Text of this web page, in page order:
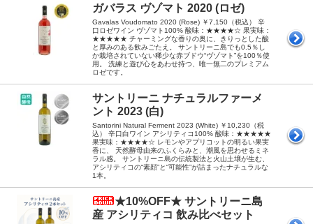
ガバラス ヴゾマト 2020 (ロゼ)
Gavalas Voudomato 2020 (Rose) ￥7,150（税込） 辛
口ロゼワイン ヴゾマト100% 酸味：★★★★☆ 果実味：
★★★★★ チャーミングな香りの奥に、きりっとした酸
と厚みのある飲みごたえ。 サントリーニ島でも0.5％し
か栽培されていない稀少な赤ブドウ“ヴゾマト”を100％使
用。 洗練と遊び心をあわせ持つ、唯一無二のプレミアム
ロゼです。
サントリーニ ナチュラルファーメ
ント 2023 (白)
Santorini Natural Ferment 2023 (White) ￥10,230（税
込） 辛口白ワイン アシリティコ100% 酸味：★★★★★
果実味：★★★★☆ レモンやアプリコットの明るい果実
香に、 天然酵母由来のふくらみと、潮風を思わせるミネ
ラル感。 サントリーニ島の伝統製法と火山土壌が生む、
アシリティコの“素顔”と“可能性”が詰まったナチュラルな
1本。
★10%OFF★ サントリーニ島
産 アシリティコ 飲み比べセット